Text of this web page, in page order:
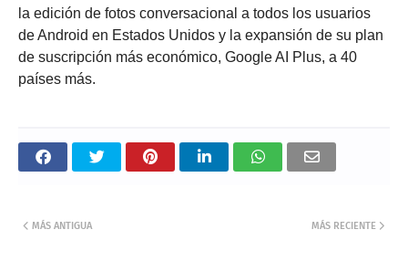
la edición de fotos conversacional a todos los usuarios
de Android en Estados Unidos y la expansión de su plan
de suscripción más económico, Google AI Plus, a 40
países más.
MÁS RECIENTE
MÁS ANTIGUA